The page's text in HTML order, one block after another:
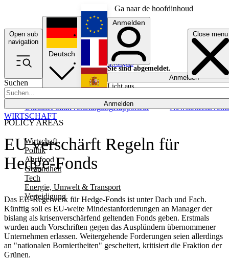
Ga naar de hoofdinhoud
Open sub
navigation
Close menu
Suchen
Anmelden
POLICY AREAS
Wirtschaft
Politik
Agrifood
Gesundheit
Tech
Energie, Umwelt & Transport
Verteidigung
UkrainePolitikVerteidigungRapporteur NewslettersEvents
Deutsch
English
Français
Anmelden
Sie sind abgemeldet.
Anmelden
Licht aus
EU verschärft Regeln für
Hedge-Fonds
Das EU-Regelwerk für Hedge-Fonds ist unter Dach und Fach.
Künftig soll es EU-weite Mindestanforderungen an Manager der
bislang als krisenverschärfend geltenden Fonds geben. Erstmals
wurden auch Vorschriften gegen das Ausplündern übernommener
Unternehmen erlassen. Weitergehende Forderungen seien allerdings
an "nationalen Borniertheiten" gescheitert, kritisiert die Fraktion der
Grünen.
WIRTSCHAFT